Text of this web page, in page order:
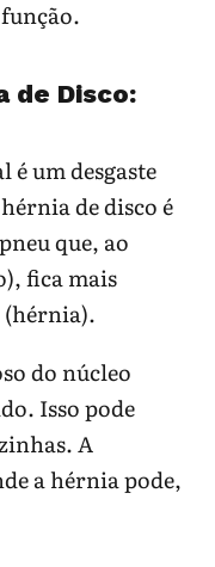
de Disco:
é um desgaste
de disco é
que, ao
fica mais
(hérnia).
do núcleo
Isso pode
A
a hérnia pode,